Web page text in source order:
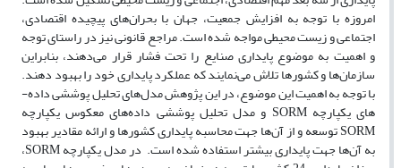
امروزه با توجه به افزایش جمعیت، جهان با بحران­‌های پیچیده اقتصادی،
اجتماعی و زیست محیطی مواجه شده است. مراجع قانونی نیز در راستای توجه
و اهمیت به موضوع پایداری صنایع را تحت فشار قرار می­‌دهند، بنابراین
سازمان­‌ها و کشورها تلاش می‌­نمایند که عملکرد پایداری خود را بهبود دهند.
با توجه به اهمیت این موضوع، در این پژوهش مدل­‌های تحلیل پوششی داده‌­
های یکپارچه SORM و مدل تحلیل پوششی داده­‌های معکوس یکپارچه
SORM توسعه و از آن‌­ها جهت محاسبه پایداری کشورها و ارائه مقادیر بهبود
به آن­‌ها جهت پایداری بیشتر استفاده شده است. در مدل یکپارچه SORM،